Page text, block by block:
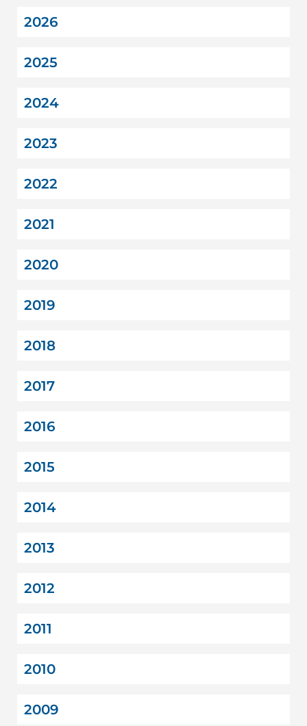
2026
2025
2024
2023
2022
2021
2020
2019
2018
2017
2016
2015
2014
2013
2012
2011
2010
2009